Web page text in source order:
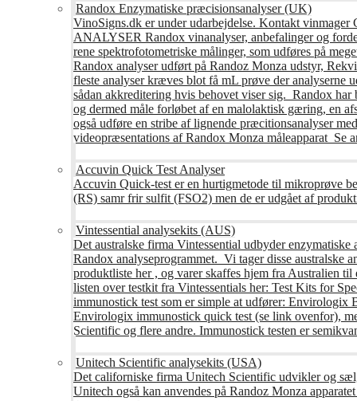
Randox Enzymatiske præcisionsanalyser (UK)
VinoSigns.dk er under udarbejdelse. Kontakt
ANALYSER Randox vinanalyser, anbefalinger og
rene spektrofotometriske målinger, som udføres på
Randox analyser udført på Randoz Monza udstyr,
fleste analyser kræves blot få mL prøve der analyserne
sådan akkreditering hvis behovet viser sig. Randox
og dermed måle forløbet af en malolaktisk gæring, en
også udføre en stribe af lignende præcitionsanalyser
videopræsentations af Randox Monza måleapparat
Accuvin Quick Test Analyser
Accuvin Quick-test er en hurtigmetode til mikroprøve
(RS) samr frir sulfit (FSO2) men de er udgået af
Vintessential analysekits (AUS)
Det australske firma Vintessential udbyder
Randox analyseprogrammet. Vi tager disse australske
produktliste her , og varer skaffes hjem fra Australien
listen over testkit fra Vintessentials her: Test Kits for
immunostick test som er simple at udfører: Envirologix
Envirologix immunostick quick test (se link ovenfor),
Scientific og flere andre. Immunostick testen er
Unitech Scientific analysekits (USA)
Det californiske firma Unitech Scientific udvikler og
Unitech også kan anvendes på Randoz Monza